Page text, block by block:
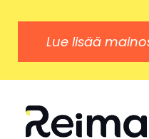
Lue lisää